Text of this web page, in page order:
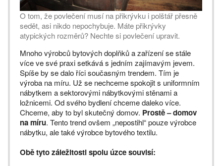
O tom, že povlečení musí na přikrývku i polštář přesně
sedět, asi nikdo nepochybuje. Máte přikrývky
atypických rozměrů? Nechte si povlečení upravit.
Mnoho výrobců bytových doplňků a zařízení se stále
více ve své praxi setkává s jedním zajímavým jevem.
Spíše by se dalo říci současným trendem. Tím je
výroba na míru. Už se nechceme spokojit s uniformním
nábytkem a sektorovými nábytkovými stěnami a
ložnicemi. Od svého bydlení chceme daleko více.
Chceme, aby to byl skutečný domov. Prostě – domov
na míru. Tento trend ovšem „nepostihl“ pouze výrobce
nábytku, ale také výrobce bytového textilu.
Obě tyto záležitosti spolu úzce souvisí: